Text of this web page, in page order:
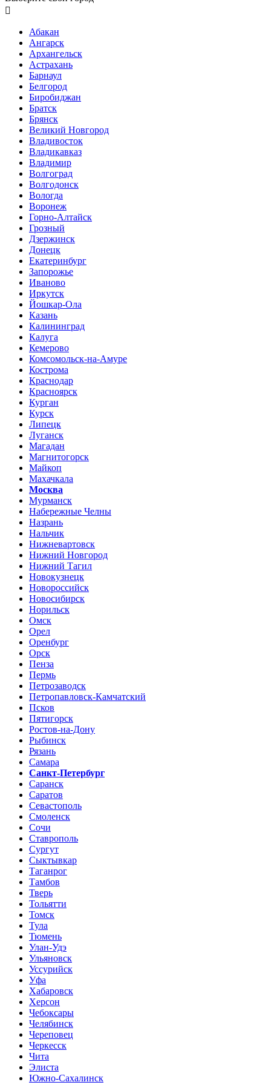

Абакан
Ангарск
Архангельск
Астрахань
Барнаул
Белгород
Биробиджан
Братск
Брянск
Великий Новгород
Владивосток
Владикавказ
Владимир
Волгоград
Волгодонск
Вологда
Воронеж
Горно-Алтайск
Грозный
Дзержинск
Донецк
Екатеринбург
Запорожье
Иваново
Иркутск
Йошкар-Ола
Казань
Калининград
Калуга
Кемерово
Комсомольск-на-Амуре
Кострома
Краснодар
Красноярск
Курган
Курск
Липецк
Луганск
Магадан
Магнитогорск
Майкоп
Махачкала
Москва
Мурманск
Набережные Челны
Назрань
Нальчик
Нижневартовск
Нижний Новгород
Нижний Тагил
Новокузнецк
Новороссийск
Новосибирск
Норильск
Омск
Орел
Оренбург
Орск
Пенза
Пермь
Петрозаводск
Петропавловск-Камчатский
Псков
Пятигорск
Ростов-на-Дону
Рыбинск
Рязань
Самара
Санкт-Петербург
Саранск
Саратов
Севастополь
Смоленск
Сочи
Ставрополь
Сургут
Сыктывкар
Таганрог
Тамбов
Тверь
Тольятти
Томск
Тула
Тюмень
Улан-Удэ
Ульяновск
Уссурийск
Уфа
Хабаровск
Херсон
Чебоксары
Челябинск
Череповец
Черкесск
Чита
Элиста
Южно-Сахалинск